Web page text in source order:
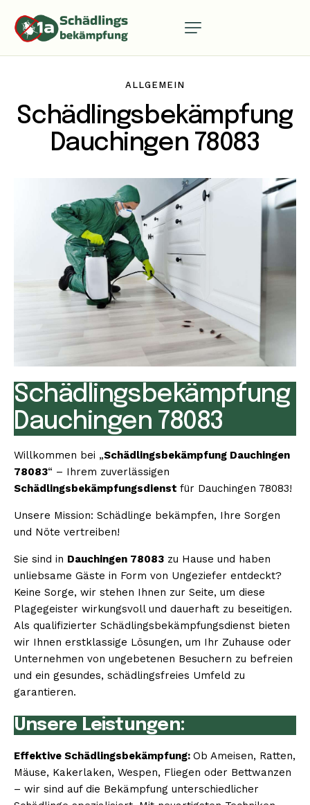
ALLGEMEIN
Schädlingsbekämpfung
Dauchingen 78083
Schädlingsbekämpfung
Dauchingen 78083
Willkommen bei „Schädlingsbekämpfung Dauchingen
78083“ – Ihrem zuverlässigen
Schädlingsbekämpfungsdienst für Dauchingen 78083!
Unsere Mission: Schädlinge bekämpfen, Ihre Sorgen
und Nöte vertreiben!
Sie sind in Dauchingen 78083 zu Hause und haben
unliebsame Gäste in Form von Ungeziefer entdeckt?
Keine Sorge, wir stehen Ihnen zur Seite, um diese
Plagegeister wirkungsvoll und dauerhaft zu beseitigen.
Als qualifizierter Schädlingsbekämpfungsdienst bieten
wir Ihnen erstklassige Lösungen, um Ihr Zuhause oder
Unternehmen von ungebetenen Besuchern zu befreien
und ein gesundes, schädlingsfreies Umfeld zu
garantieren.
Unsere Leistungen:
Effektive Schädlingsbekämpfung: Ob Ameisen, Ratten,
Mäuse, Kakerlaken, Wespen, Fliegen oder Bettwanzen
– wir sind auf die Bekämpfung unterschiedlicher